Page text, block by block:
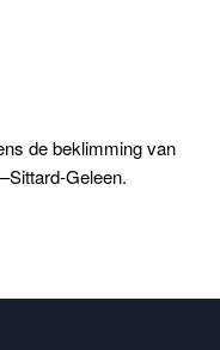
de beklimming van
Geleen.